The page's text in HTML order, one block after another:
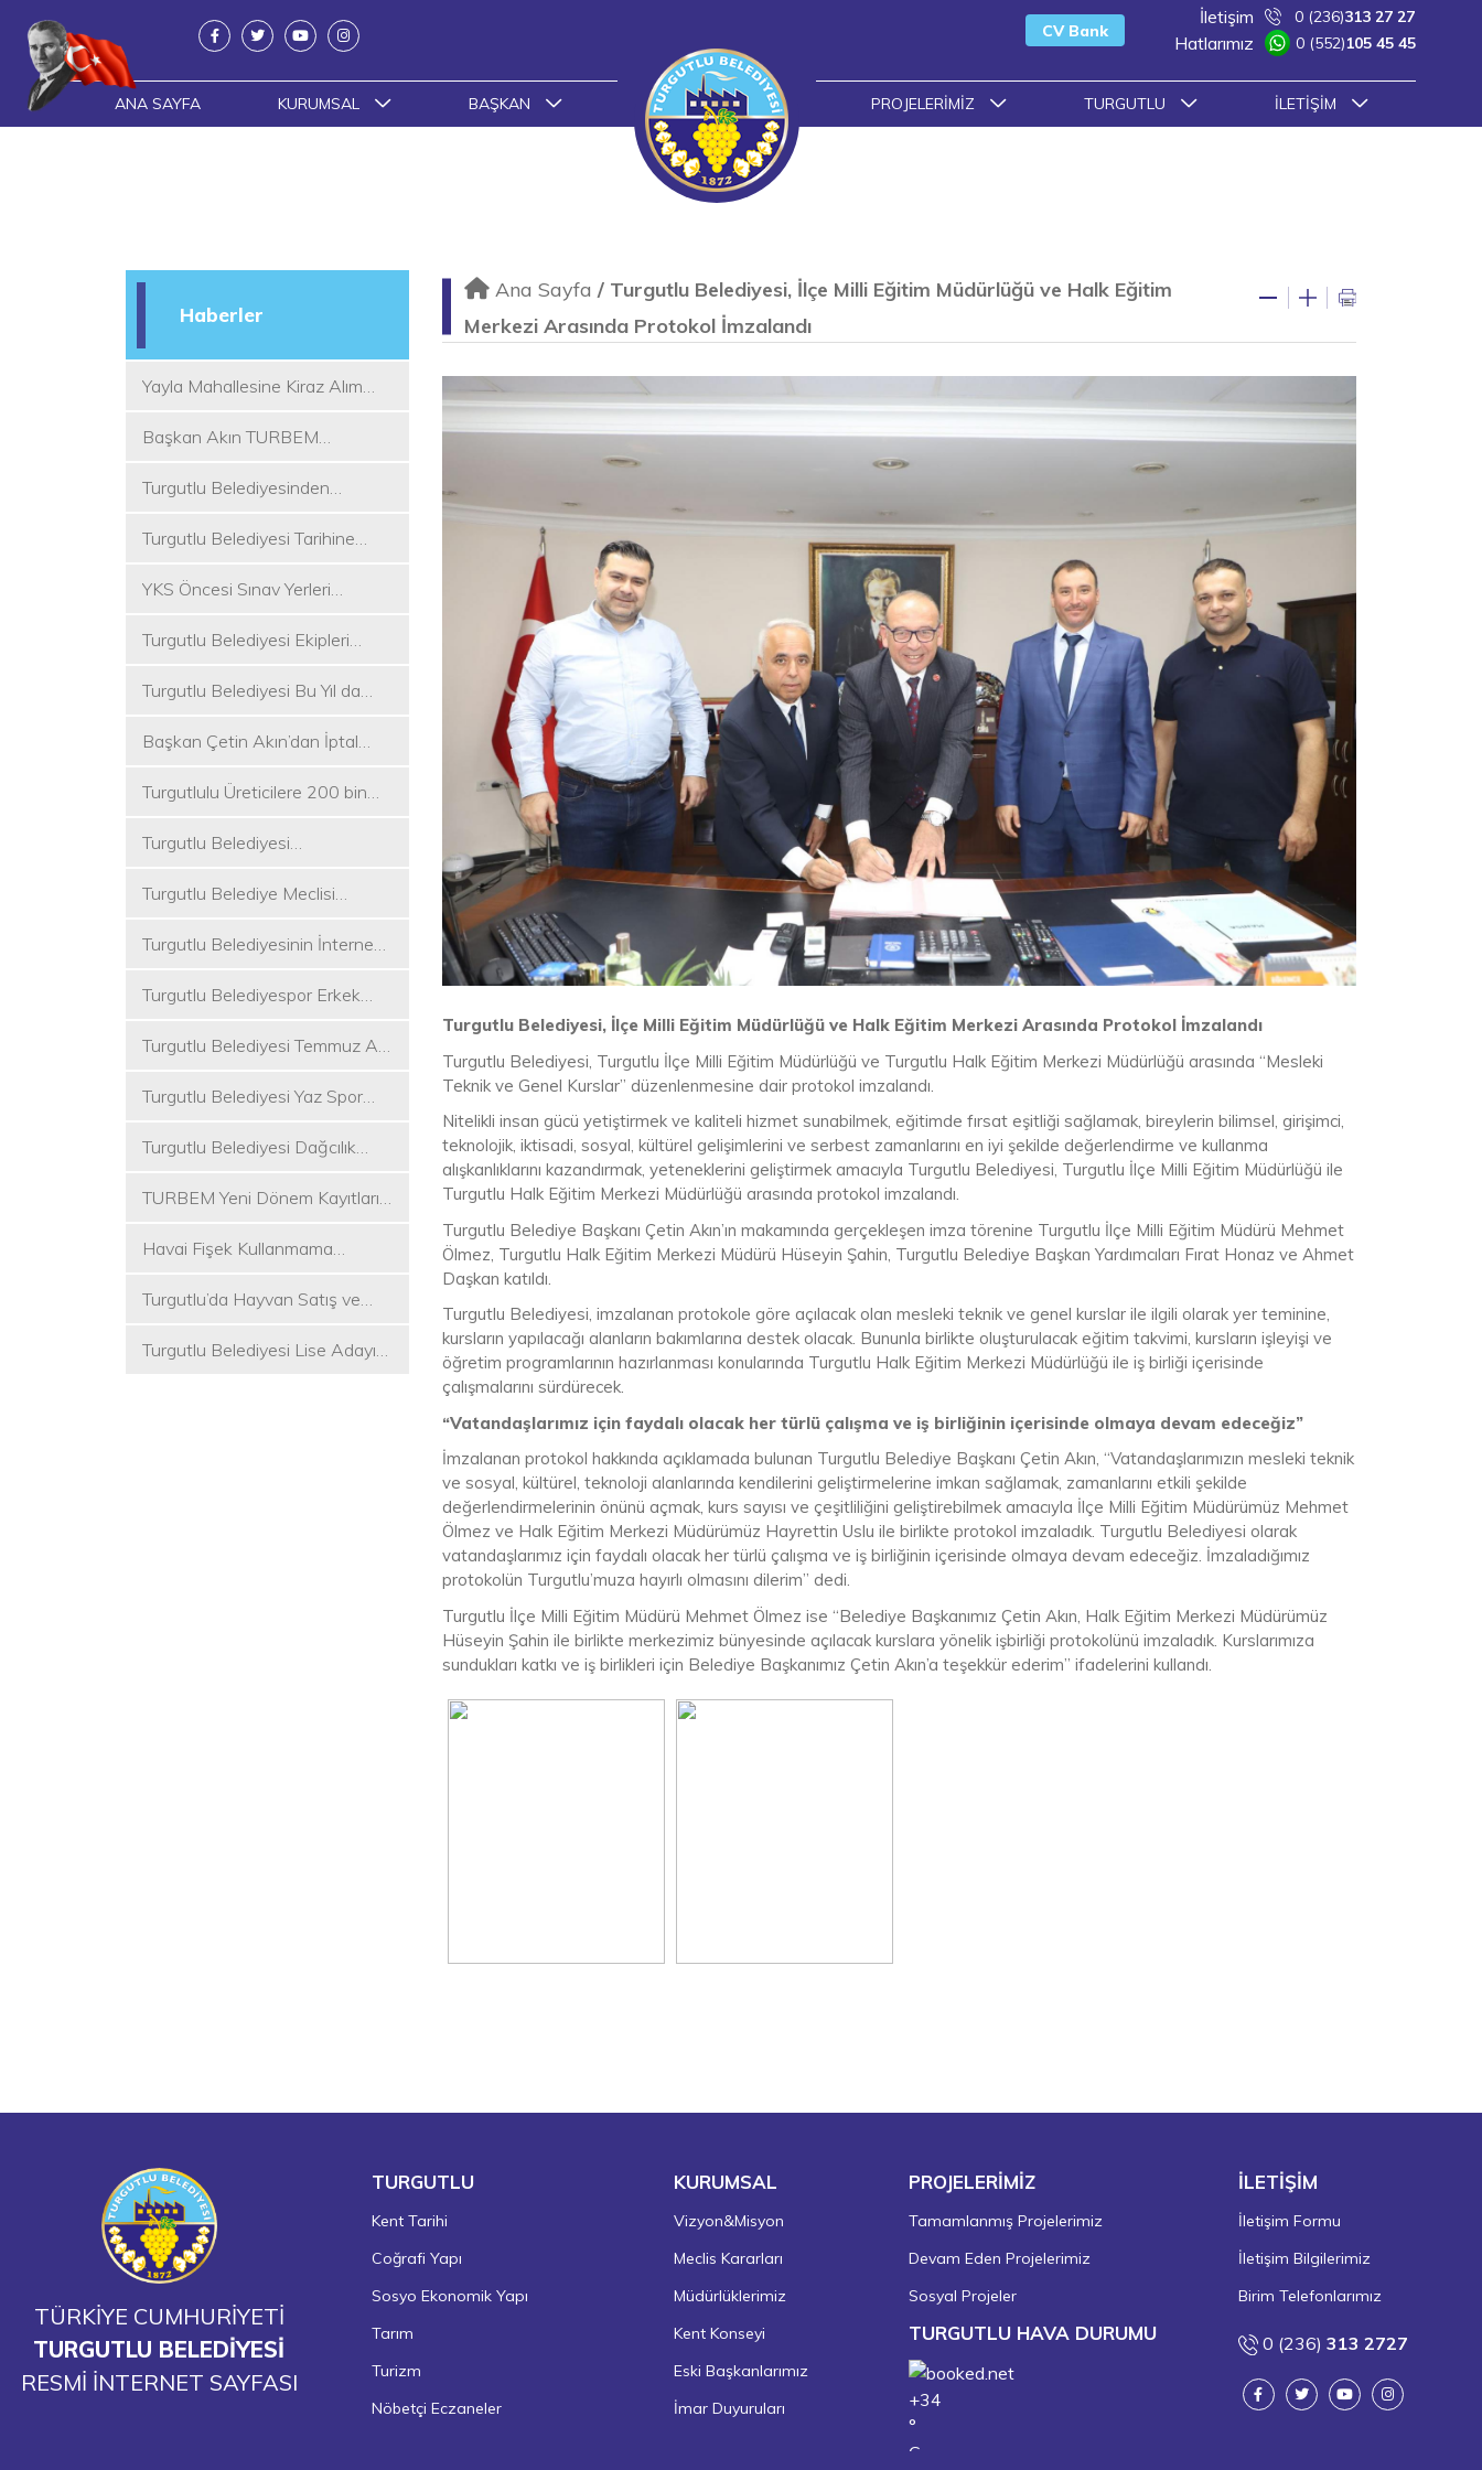
ANA SAYFA KURUMSAL BAŞKAN PROJELERIMIZ TURGUTLU İLETIŞIM
CV Bank
İletişim 0 (236)313 27 27
Hatlarımız 0 (552)105 45 45
Haberler
Yayla Mahallesine Kiraz Alım
Başkan Akın TURBEM
Turgutlu Belediyesinden
Mesai
Turgutlu Belediyesi Tarihine
YKS Öncesi Sınav Yerleri
Turgutlu Belediyesi Ekipleri
Hizmete Devam Ediyor
Turgutlu Belediyesi Bu Yıl da
Kuracak
Başkan Çetin Akın’dan İptal
Turgutlulu Üreticilere 200 bin
Turgutlu Belediyesi
Turgutlu Belediye Meclisi
Turgutlu Belediyesinin İnternet
Turgutlu Belediyespor Erkek
Turgutlu Belediyesi Temmuz Ayı
Turgutlu Belediyesi Yaz Spor
Turgutlu Belediyesi Dağcılık
Düzenledi
TURBEM Yeni Dönem Kayıtları
Havai Fişek Kullanmama
Akın Oldu
Turgutlu’da Hayvan Satış ve
Turgutlu Belediyesi Lise Adayı
Ana Sayfa / Turgutlu Belediyesi, İlçe Milli Eğitim Müdürlüğü ve Halk Eğitim
Merkezi Arasında Protokol İmzalandı
Turgutlu Belediyesi, İlçe Milli Eğitim Müdürlüğü ve Halk Eğitim Merkezi Arasında Protokol İmzalandı
Turgutlu Belediyesi, Turgutlu İlçe Milli Eğitim Müdürlüğü ve Turgutlu Halk Eğitim Merkezi Müdürlüğü arasında “Mesleki
Teknik ve Genel Kurslar” düzenlenmesine dair protokol imzalandı.
Nitelikli insan gücü yetiştirmek ve kaliteli hizmet sunabilmek, eğitimde fırsat eşitliği sağlamak, bireylerin bilimsel, girişimci,
teknolojik, iktisadi, sosyal, kültürel gelişimlerini ve serbest zamanlarını en iyi şekilde değerlendirme ve kullanma
alışkanlıklarını kazandırmak, yeteneklerini geliştirmek amacıyla Turgutlu Belediyesi, Turgutlu İlçe Milli Eğitim Müdürlüğü ile
Turgutlu Halk Eğitim Merkezi Müdürlüğü arasında protokol imzalandı.
Turgutlu Belediye Başkanı Çetin Akın’ın makamında gerçekleşen imza törenine Turgutlu İlçe Milli Eğitim Müdürü Mehmet
Ölmez, Turgutlu Halk Eğitim Merkezi Müdürü Hüseyin Şahin, Turgutlu Belediye Başkan Yardımcıları Fırat Honaz ve Ahmet
Daşkan katıldı.
Turgutlu Belediyesi, imzalanan protokole göre açılacak olan mesleki teknik ve genel kurslar ile ilgili olarak yer teminine,
kursların yapılacağı alanların bakımlarına destek olacak. Bununla birlikte oluşturulacak eğitim takvimi, kursların işleyişi ve
öğretim programlarının hazırlanması konularında Turgutlu Halk Eğitim Merkezi Müdürlüğü ile iş birliği içerisinde
çalışmalarını sürdürecek.
“Vatandaşlarımız için faydalı olacak her türlü çalışma ve iş birliğinin içerisinde olmaya devam edeceğiz”
İmzalanan protokol hakkında açıklamada bulunan Turgutlu Belediye Başkanı Çetin Akın, “Vatandaşlarımızın mesleki teknik
ve sosyal, kültürel, teknoloji alanlarında kendilerini geliştirmelerine imkan sağlamak, zamanlarını etkili şekilde
değerlendirmelerinin önünü açmak, kurs sayısı ve çeşitliliğini geliştirebilmek amacıyla İlçe Milli Eğitim Müdürümüz Mehmet
Ölmez ve Halk Eğitim Merkezi Müdürümüz Hayrettin Uslu ile birlikte protokol imzaladık. Turgutlu Belediyesi olarak
vatandaşlarımız için faydalı olacak her türlü çalışma ve iş birliğinin içerisinde olmaya devam edeceğiz. İmzaladığımız
protokolün Turgutlu’muza hayırlı olmasını dilerim” dedi.
Turgutlu İlçe Milli Eğitim Müdürü Mehmet Ölmez ise “Belediye Başkanımız Çetin Akın, Halk Eğitim Merkezi Müdürümüz
Hüseyin Şahin ile birlikte merkezimiz bünyesinde açılacak kurslara yönelik işbirliği protokolünü imzaladık. Kurslarımıza
sundukları katkı ve iş birlikleri için Belediye Başkanımız Çetin Akın’a teşekkür ederim” ifadelerini kullandı.
TÜRKİYE CUMHURİYETİ
TURGUTLU BELEDİYESİ
RESMİ İNTERNET SAYFASI
TURGUTLU
Kent Tarihi
Coğrafi Yapı
Sosyo Ekonomik Yapı
Tarım
Turizm
Nöbetçi Eczaneler
KURUMSAL
Vizyon&Misyon
Meclis Kararları
Müdürlüklerimiz
Kent Konseyi
Eski Başkanlarımız
İmar Duyuruları
PROJELERİMİZ
Tamamlanmış Projelerimiz
Devam Eden Projelerimiz
Sosyal Projeler
TURGUTLU HAVA DURUMU
+34
°
C
İLETİŞİM
İletişim Formu
İletişim Bilgilerimiz
Birim Telefonlarımız
0 (236)313 2727